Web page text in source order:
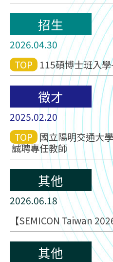
招生
2026.04.30
TOP 115碩博士班入
徵才
2025.02.20
TOP 國立陽明交通大
誠聘專任教師
其他
2026.06.18
【SEMICON Taiwan
其他